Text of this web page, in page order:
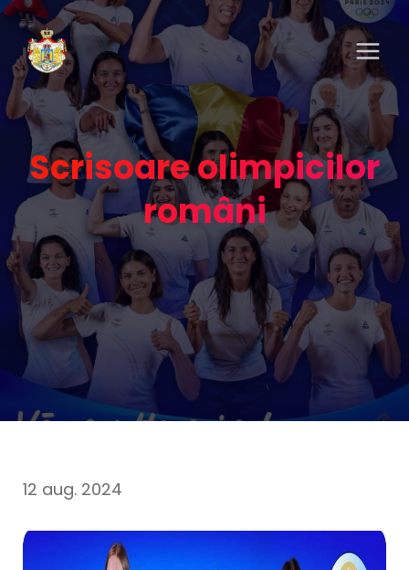
Scrisoare olimpicilor
români
12 aug. 2024